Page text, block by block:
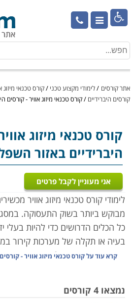

אתר קורסים /לימודי מקצוע טכני /קורס טכנאי מיזוג
קורסים היברידיים /קורס טכנאי מיזוג אוויר - קורסים
קורס טכנאי מיזוג
היברידיים באזור
אני מעוניין לקבל פרטים
לימודי קורס טכנאי מיזוג אוויר
מבוקש ביותר בשוק התעסוקה.
כל הכלים הדרושים כדי להיות בעלי
בעיה או תקלה של מערכות קירור
אם יש נושא שניתן להיות בטוחים
לכיוון הנהג, או מאורר קטן לערבל
קרא עוד עלקורס טכנאי מיזוג אוויר -
נמצאו 4 קורסים